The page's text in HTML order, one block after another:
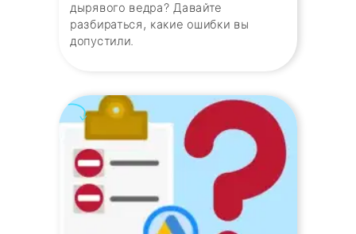
дырявого ведра? Давайте
разбираться, какие ошибки вы
допустили.